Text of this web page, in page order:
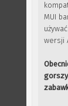
MUI
wersji